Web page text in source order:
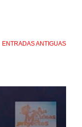
ENTRADAS ANTIGUAS